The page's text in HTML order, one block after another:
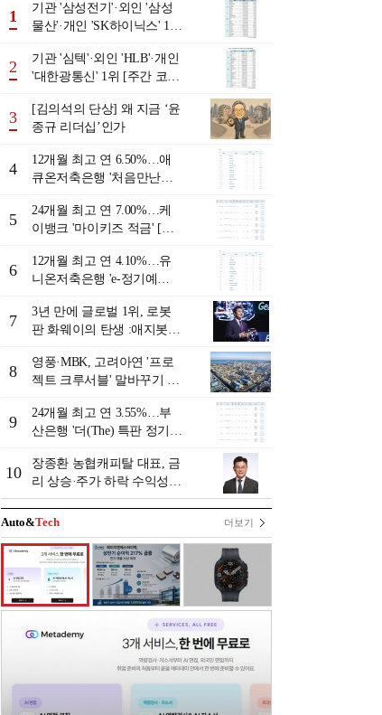
1
기관 '삼성전기'·외인 '삼성
물산'·개인 'SK하이닉스' 1위
년 8월3일~8월7일]
2
기관 '심텍'·외인 'HLB'·개인
'대한광통신' 1위 [주간 코스
월7일]
3
[김의석의 단상] 왜 지금 ‘윤
종규 리더십’인가
4
12개월 최고 연 6.50%…애
큐온저축은행 '처음만난적
리-8월 2주]
5
24개월 최고 연 7.00%…케
이뱅크 '마이키즈 적금' [이
주]
6
12개월 최고 연 4.10%…유
니온저축은행 'e-정기예
리-8월 2주]
7
3년 만에 글로벌 1위, 로봇
판 화웨이의 탄생 :애지봇(A
[전병서의 中 첨단기업 리포
트⑬]
8
영풍·MBK, 고려아연 '프로
젝트 크루서블' 말바꾸기 논
9
24개월 최고 연 3.55%…부
산은행 '더(The) 특판 정기예
월 2주]
10
장종환 농협캐피탈 대표, 금
리 상승·주가 하락 수익성
일시 하락…렌터카 중심 자
동차금융 성장세 [2026 금융
사 상반기 실적]
Auto&Tech 더보기